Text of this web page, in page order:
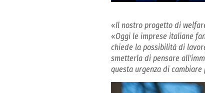
«Il nostro progetto di
«Oggi le imprese italiane
chiede la possibilità di
smetterla di pensare
questa urgenza di cambiare